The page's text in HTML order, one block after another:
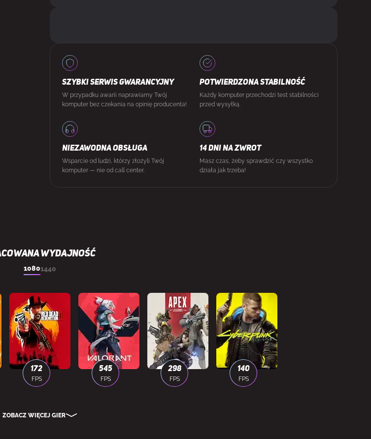
SZYBKI SERWIS GWARANCYJNY
W przypadku awarii naprawiamy Twój
komputer bez czekania na opinię producenta!
POTWIERDZONA STABILNOŚĆ
Każdy komputer przechodzi test stabilności
przed wysyłką.
NIEZAWODNA OBSŁUGA
Wsparcie od ludzi, którzy złożyli Twój
komputer — nie od call center.
14 DNI NA ZWROT
Masz czas, żeby sprawdzić czy wszystko
działa jak trzeba!
WYDAJNOŚĆ
10801440
172
FPS
545
FPS
298
FPS
140
FPS
ZOBACZ WIĘCEJ GIER